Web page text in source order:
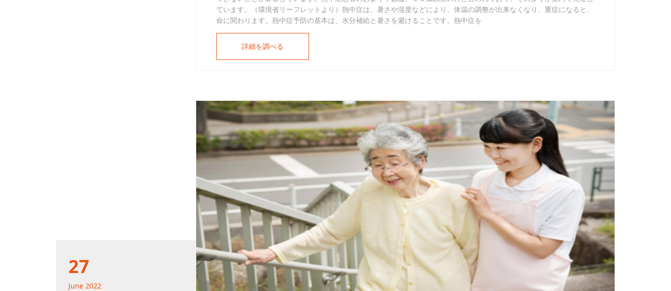
ています。（環境省リーフレットより）熱中症は、暑さや湿度などにより、体温の調整が出来なくなり、重症になると、
命に関わります。熱中症予防の基本は、水分補給と暑さを避けることです。熱中症を
詳細を調べる
27
June 2022